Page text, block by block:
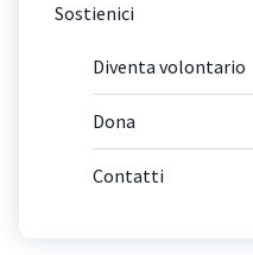
Sostienici
Diventa volontario
Dona
Contatti